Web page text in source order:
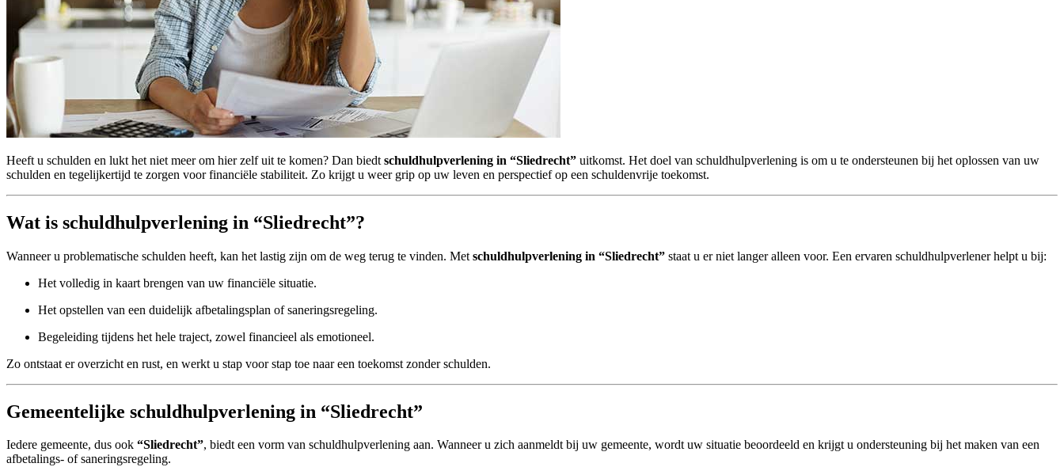
Heeft u schulden en lukt het niet meer om hier zelf uit te komen? Dan biedt schuldhulpverlening in “Sliedrecht” uitkomst. Het doel van schuldhulpverlening is om u te ondersteunen bij het oplossen van uw
schulden en tegelijkertijd te zorgen voor financiële stabiliteit. Zo krijgt u weer grip op uw leven en perspectief op een schuldenvrije toekomst.
Wat is schuldhulpverlening in “Sliedrecht”?
Wanneer u problematische schulden heeft, kan het lastig zijn om de weg terug te vinden. Met schuldhulpverlening in “Sliedrecht” staat u er niet langer alleen voor. Een ervaren schuldhulpverlener helpt u bij:
Het volledig in kaart brengen van uw financiële situatie.
Het opstellen van een duidelijk afbetalingsplan of saneringsregeling.
Begeleiding tijdens het hele traject, zowel financieel als emotioneel.
Zo ontstaat er overzicht en rust, en werkt u stap voor stap toe naar een toekomst zonder schulden.
Gemeentelijke schuldhulpverlening in “Sliedrecht”
Iedere gemeente, dus ook “Sliedrecht”, biedt een vorm van schuldhulpverlening aan. Wanneer u zich aanmeldt bij uw gemeente, wordt uw situatie beoordeeld en krijgt u ondersteuning bij het maken van een
afbetalings- of saneringsregeling.